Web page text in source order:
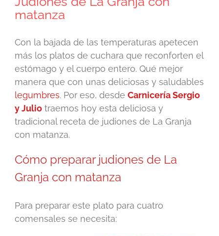
matanza
Con la bajada de las temperaturas apetecen
más los platos de cuchara que reconforten el
estómago y el cuerpo entero. Qué mejor
manera que con unas deliciosas y saludables
legumbres. Por eso, desde Carnicería Sergio
y Julio traemos hoy esta deliciosa y
tradicional receta de judiones de La Granja
con matanza.
Cómo preparar judiones de La
Granja con matanza
Para preparar este plato para cuatro
comensales se necesita: